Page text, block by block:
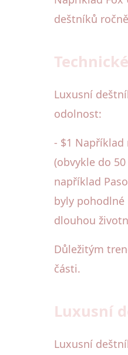
deštníků
Luxusní
odolnost:
- $1 Například
(obvykle do
například
byly
dlouhou
Důležitým
části.
Luxusní
Luxusní